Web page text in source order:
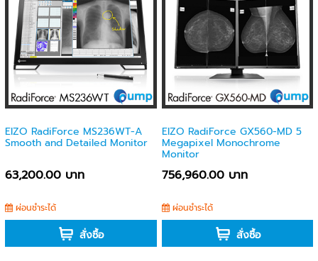
EIZO RadiForce MS236WT-A
Smooth and Detailed Monitor
63,200.00 บาท
ผ่อนชำระได้
สั่งซื้อ
EIZO RadiForce GX560-MD 5
Megapixel Monochrome
Monitor
756,960.00 บาท
ผ่อนชำระได้
สั่งซื้อ